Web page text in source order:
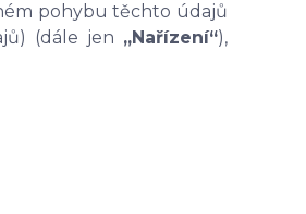
pohybu těchto údajů
(dále jen „Nařízení“),